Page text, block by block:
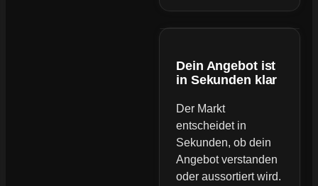
Dein Angebot ist
in Sekunden klar
Der Markt
entscheidet in
Sekunden, ob dein
Angebot verstanden
oder aussortiert wird.